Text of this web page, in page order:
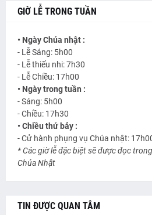
GIỜ LỄ TRONG TUẦN
• Ngày Chúa nhật :
- Lễ Sáng: 5h00
- Lễ thiếu nhi: 7h30
- Lễ Chiều: 17h00
• Ngày trong tuần :
- Sáng: 5h00
- Chiều: 17h30
• Chiều thứ bảy :
- Cử hành phụng vụ Chúa nhật:
* Các giờ lễ đặc biệt sẽ được đọc
Chúa Nhật
TIN ĐƯỢC QUAN TÂM